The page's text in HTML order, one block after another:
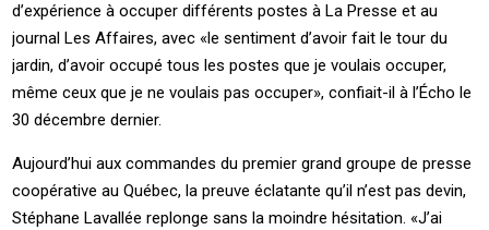
d’expérience à occuper différents postes à La Presse et au
journal Les Affaires, avec «le sentiment d’avoir fait le tour du
jardin, d’avoir occupé tous les postes que je voulais occuper,
même ceux que je ne voulais pas occuper», confiait-il à l’Écho le
30 décembre dernier.
Aujourd’hui aux commandes du premier grand groupe de presse
coopérative au Québec, la preuve éclatante qu’il n’est pas devin,
Stéphane Lavallée replonge sans la moindre hésitation. «J’ai